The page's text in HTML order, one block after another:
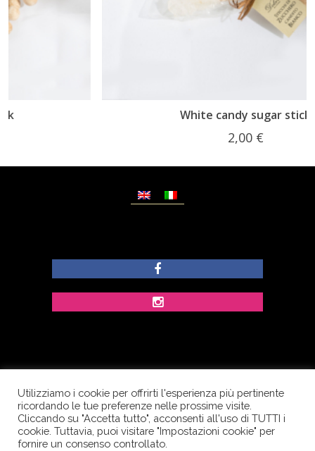
White candy sugar stick
© Copyright Dolcezze di Ferrentino A. - P.IVA
IT02609400656 - Tutti i diritti riservati.
Corso Palatucci, 65 - 84013 Cava de’ Tirreni (SA) -
Utilizziamo i cookie per offrirti l'esperienza più pertinente
ricordando le tue preferenze nelle prossime visite.
Cliccando su "Accetta tutto", acconsenti all'uso di TUTTI i
cookie. Tuttavia, puoi visitare "Impostazioni cookie" per
fornire un consenso controllato.